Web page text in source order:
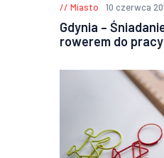
Miasto 10 czerwca
Gdynia –
rowerem do pracy